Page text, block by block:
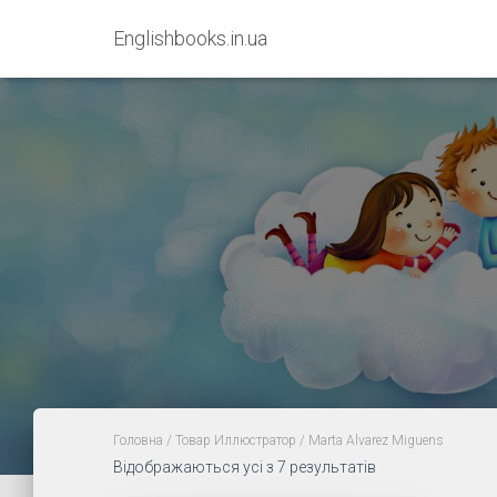
Englishbooks.in.ua
Головна / Товар Иллюстратор / Marta Alvarez Miguens
Відображаються усі з 7 результатів